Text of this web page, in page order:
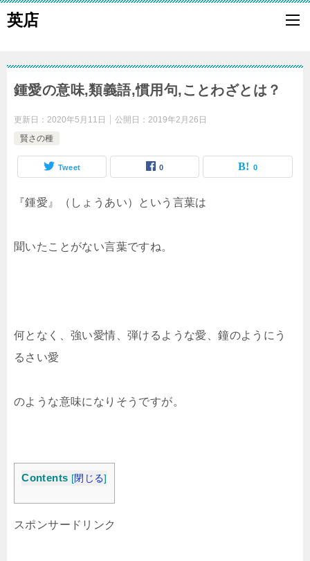
英店
鍾愛の意味,類義語,慣用句,ことわざとは？
更新日： 2020年5月11日 公開日： 2019年2月26日
賢さの種
Tweet 0 0
『鍾愛』（しょうあい）という言葉は
聞いたことがない言葉ですね。
何となく、強い愛情、弾けるような愛、鐘のようにう
るさい愛
のような意味になりそうですが。
Contents [閉じる]
スポンサードリンク